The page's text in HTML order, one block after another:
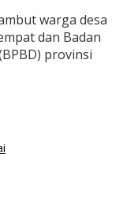
warga desa
dan Badan
provinsi